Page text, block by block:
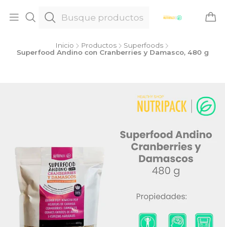
Inicio Productos
Superfoods
Superfood Andino con Cranberries y Damasco, 480 g